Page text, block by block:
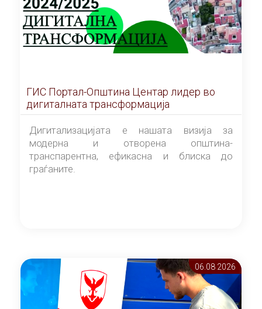
ГИС Портал-Општина Центар лидер во
дигиталната трансформација
Дигитализацијата е нашата визија за
модерна и отворена општина-
транспарентна, ефикасна и блиска до
граѓаните.
06.08 2026